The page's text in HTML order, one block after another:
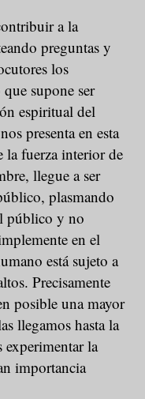
a la
preguntas y
los
supone ser
espiritual del
presenta en esta
la fuerza interior de
llegue a ser
plasmando
público y no
en el
está sujeto a
Precisamente
posible una mayor
llegamos hasta la
experimentar la
importancia